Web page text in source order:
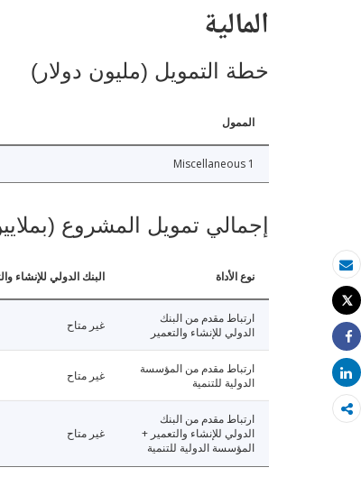
بريد الكتروني
طباعة
Tweet
Share
Share
المالية
خطة التمويل (مليون دولار)
الممول
Miscellaneous 1
إجمالي تمويل المشروع
نوع الأداة البنك الدولي للإنشاء
ارتباط مقدم من البنك
الدولي للإنشاء والتعمير
غير متاح
ارتباط مقدم من المؤسسة
الدولية للتنمية
غير متاح
ارتباط مقدم من البنك
الدولي للإنشاء والتعمير +
المؤسسة الدولية للتنمية
غير متاح